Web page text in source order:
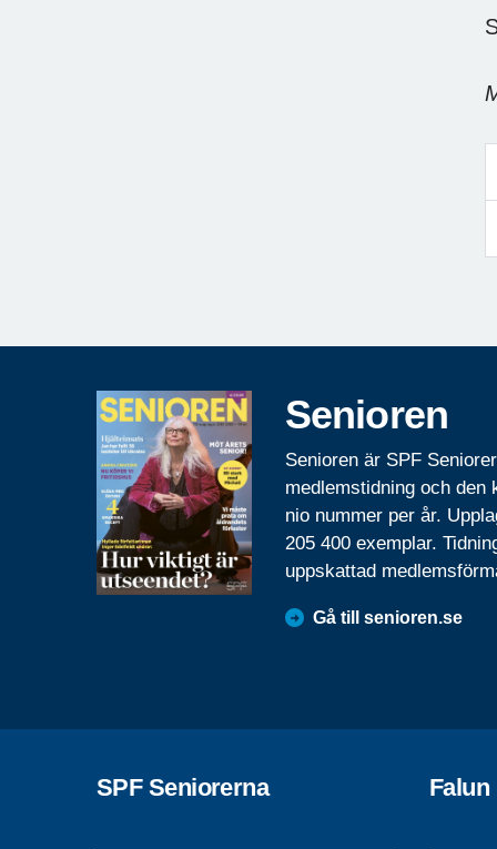
Senioren
Senioren är SPF
medlemstidning och den
nio nummer per år.
205 400 exemplar.
uppskattad
Gå till senioren.se
SPF Seniorerna Falun